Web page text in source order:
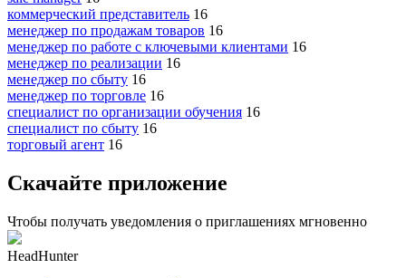
коммерческий представитель 16
менеджер по продажам товаров 16
менеджер по работе с ключевыми клиентами 16
менеджер по реализации 16
менеджер по сбыту 16
менеджер по торговле 16
специалист по организации обучения 16
специалист по сбыту 16
торговый агент 16
Скачайте приложение
Чтобы получать уведомления о приглашениях мгновенно
HeadHunter